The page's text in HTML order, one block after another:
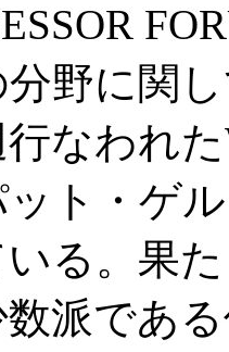
野に関
なわれ
ト・ゲ
る。果
派であ